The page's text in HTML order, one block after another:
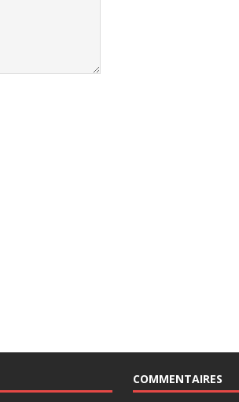
COMMENTAIRES